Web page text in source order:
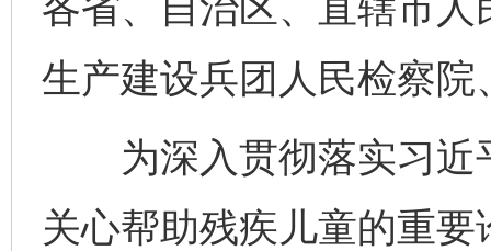
生产建设兵团人民检察
为深入贯彻落实习近
关心帮助残疾儿童的重